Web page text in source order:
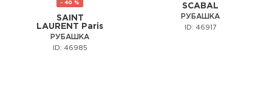
- 40 %
SAINT
LAURENT Paris
РУБАШКА
ID: 46985
SCABAL
РУБАШКА
ID: 46917